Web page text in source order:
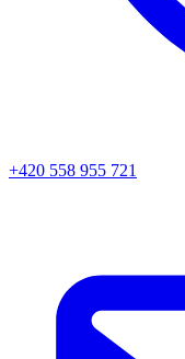
+420 558 955 721